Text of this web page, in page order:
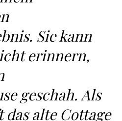
Sie kann
erinnern,
geschah. Als
alte Cottage